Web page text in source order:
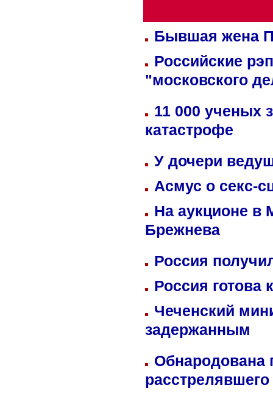
Бывшая жена
Российские
"московского
11 000 ученых
катастрофе
У дочери
Асмус о секс-
На аукционе в
Брежнева
Россия
Россия готова
Чеченский
задержанным
Обнародована